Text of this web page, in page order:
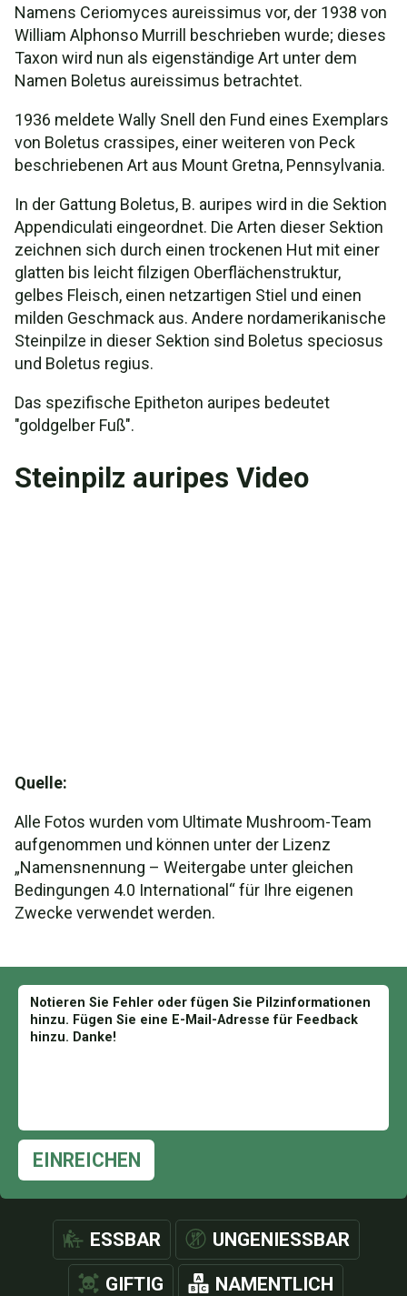
Namens Ceriomyces aureissimus vor, der 1938 von
William Alphonso Murrill beschrieben wurde; dieses
Taxon wird nun als eigenständige Art unter dem
Namen Boletus aureissimus betrachtet.
1936 meldete Wally Snell den Fund eines Exemplars
von Boletus crassipes, einer weiteren von Peck
beschriebenen Art aus Mount Gretna, Pennsylvania.
In der Gattung Boletus, B. auripes wird in die Sektion
Appendiculati eingeordnet. Die Arten dieser Sektion
zeichnen sich durch einen trockenen Hut mit einer
glatten bis leicht filzigen Oberflächenstruktur,
gelbes Fleisch, einen netzartigen Stiel und einen
milden Geschmack aus. Andere nordamerikanische
Steinpilze in dieser Sektion sind Boletus speciosus
und Boletus regius.
Das spezifische Epitheton auripes bedeutet
"goldgelber Fuß".
Steinpilz auripes Video
Quelle:
Alle Fotos wurden vom Ultimate Mushroom-Team
aufgenommen und können unter der Lizenz
„Namensnennung – Weitergabe unter gleichen
Bedingungen 4.0 International“ für Ihre eigenen
Zwecke verwendet werden.
EINREICHEN
ESSBAR UNGENIESSBAR
GIFTIG NAMENTLICH